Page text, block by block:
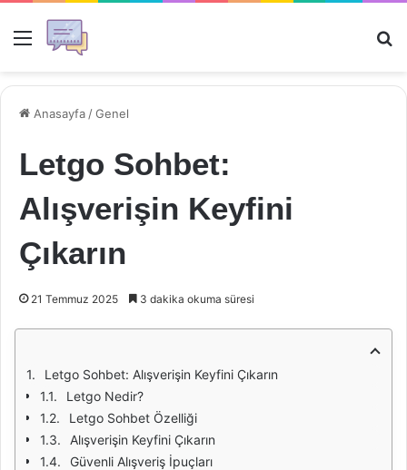
Menü
Anasayfa /Genel
Letgo Sohbet:
Alışverişin Keyfini
Çıkarın
21 Temmuz 2025 3 dakika okuma süresi
Letgo Sohbet: Alışverişin Keyfini Çıkarın
Letgo Nedir?
Letgo Sohbet Özelliği
Alışverişin Keyfini Çıkarın
Güvenli Alışveriş İpuçları